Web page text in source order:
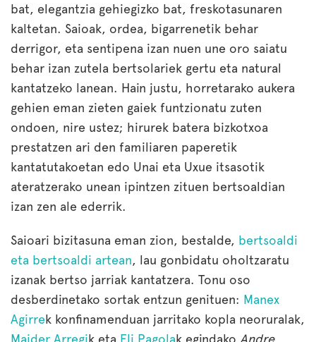
bat, elegantzia gehiegizko bat, freskotasunaren
kaltetan. Saioak, ordea, bigarrenetik behar
derrigor, eta sentipena izan nuen une oro saiatu
behar izan zutela bertsolariek gertu eta natural
kantatzeko lanean. Hain justu, horretarako aukera
gehien eman zieten gaiek funtzionatu zuten
ondoen, nire ustez; hirurek batera bizkotxoa
prestatzen ari den familiaren paperetik
kantatutakoetan edo Unai eta Uxue itsasotik
ateratzerako unean ipintzen zituen bertsoaldian
izan zen ale ederrik.
Saioari bizitasuna eman zion, bestalde, bertsoaldi
eta bertsoaldi artean, lau gonbidatu oholtzaratu
izanak bertso jarriak kantatzera. Tonu oso
desberdinetako sortak entzun genituen: Manex
Agirrek konfinamenduan jarritako kopla neoruralak,
Maider Arregik eta Eli Pagolak egindako Andre